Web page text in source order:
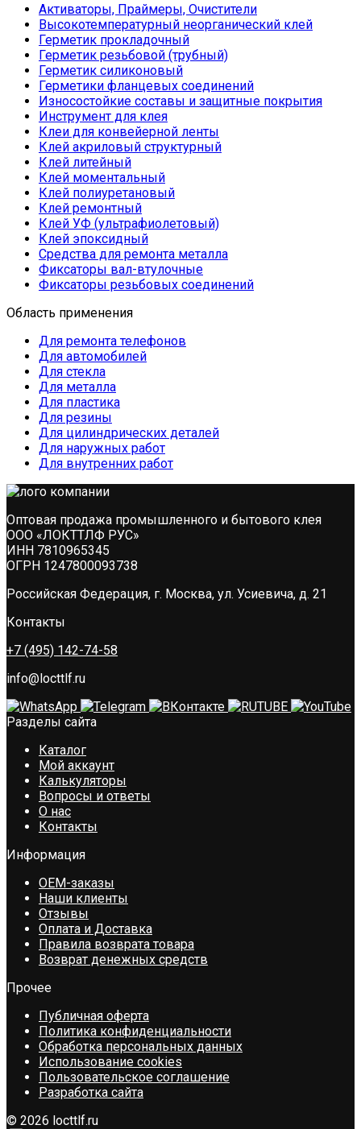
Активаторы, Праймеры, Очистители
Высокотемпературный неорганический клей
Герметик прокладочный
Герметик резьбовой (трубный)
Герметик силиконовый
Герметики фланцевых соединений
Износостойкие составы и защитные покрытия
Инструмент для клея
Клеи для конвейерной ленты
Клей акриловый структурный
Клей литейный
Клей моментальный
Клей полиуретановый
Клей ремонтный
Клей УФ (ультрафиолетовый)
Клей эпоксидный
Средства для ремонта металла
Фиксаторы вал-втулочные
Фиксаторы резьбовых соединений
Область применения
Для ремонта телефонов
Для автомобилей
Для стекла
Для металла
Для пластика
Для резины
Для цилиндрических деталей
Для наружных работ
Для внутренних работ
Оптовая продажа промышленного и бытового клея
ООО «ЛОКТТЛФ РУС»
ИНН 7810965345
ОГРН 1247800093738
Российская Федерация, г. Москва, ул. Усиевича, д. 21
Контакты
+7 (495) 142-74-58
info@locttlf.ru
Разделы сайта
Каталог
Мой аккаунт
Калькуляторы
Вопросы и ответы
О нас
Контакты
Информация
OEM-заказы
Наши клиенты
Отзывы
Оплата и Доставка
Правила возврата товара
Возврат денежных средств
Прочее
Публичная оферта
Политика конфиденциальности
Обработка персональных данных
Использование cookies
Пользовательское соглашение
Разработка сайта
© 2026 locttlf.ru